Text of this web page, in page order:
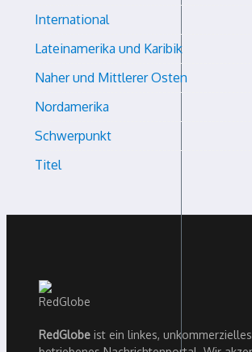
International
Lateinamerika und Karibik
Naher und Mittlerer Osten
Nordamerika
Schwerpunkt
Titel
RedGlobe ist ein linkes,